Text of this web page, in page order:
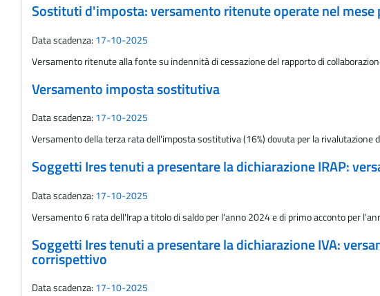
Sostituti d'imposta: versamento ritenute operate nel mese
Data scadenza: 17-10-2025
Versamento ritenute alla fonte su indennità di cessazione del rapporto di
Versamento imposta sostitutiva
Data scadenza: 17-10-2025
Versamento della terza rata dell'imposta sostitutiva (16%) dovuta per la
Soggetti Ires tenuti a presentare la dichiarazione IRAP:
Data scadenza: 17-10-2025
Versamento 6 rata dell'Irap a titolo di saldo per l'anno 2024 e di primo acconto per
Soggetti Ires tenuti a presentare la dichiarazione IVA:
corrispettivo
Data scadenza: 17-10-2025